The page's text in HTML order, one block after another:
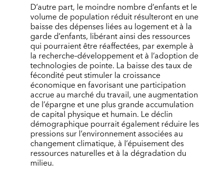
D’autre part, le moindre nombre d’enfants et le
volume de population réduit résulteront en une
baisse des dépenses liées au logement et à la
garde d’enfants, libérant ainsi des ressources
qui pourraient être réaffectées, par exemple à
la recherche–développement et à l’adoption de
technologies de pointe. La baisse des taux de
fécondité peut stimuler la croissance
économique en favorisant une participation
accrue au marché du travail, une augmentation
de l’épargne et une plus grande accumulation
de capital physique et humain. Le déclin
démographique pourrait également réduire les
pressions sur l’environnement associées au
changement climatique, à l’épuisement des
ressources naturelles et à la dégradation du
milieu.